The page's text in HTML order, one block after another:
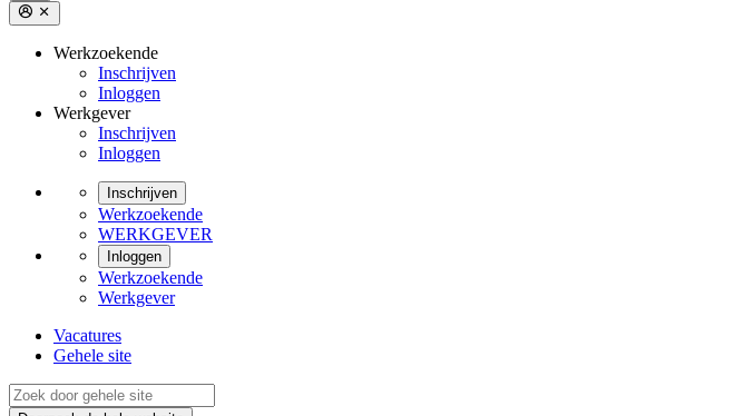
Werkzoekende
Inschrijven
Inloggen
Werkgever
Inschrijven
Inloggen
Inschrijven
Werkzoekende
WERKGEVER
Inloggen
Werkzoekende
Werkgever
Vacatures
Gehele site